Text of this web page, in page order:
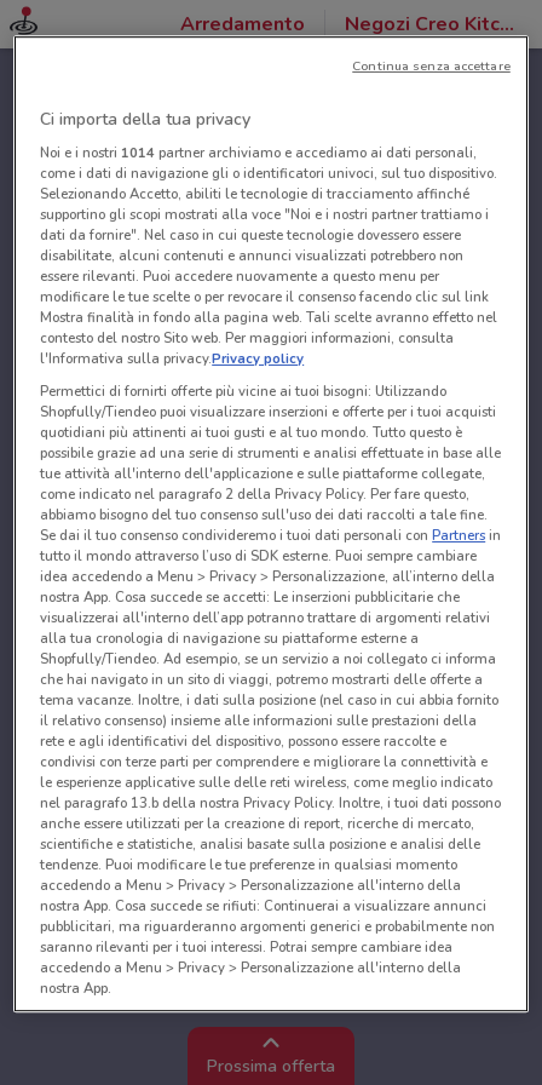
Arredamento Negozi Creo Kitchen
Prossima offerta
Ci importa della tua privacy
Noi e i nostri 1014partner archiviamo e accediamo ai dati personali,
come i dati di navigazione gli o identificatori univoci, sul tuo dispositivo.
Selezionando Accetto, abiliti le tecnologie di tracciamento affinché
supportino gli scopi mostrati alla voce "Noi e i nostri partner trattiamo i
dati da fornire". Nel caso in cui queste tecnologie dovessero essere
disabilitate, alcuni contenuti e annunci visualizzati potrebbero non
essere rilevanti. Puoi accedere nuovamente a questo menu per
modificare le tue scelte o per revocare il consenso facendo clic sul link
Mostra finalità in fondo alla pagina web. Tali scelte avranno effetto nel
contesto del nostro Sito web. Per maggiori informazioni, consulta
l'Informativa sulla privacy.Privacy policy
Permettici di fornirti offerte più vicine ai tuoi bisogni: Utilizzando
Shopfully/Tiendeo puoi visualizzare inserzioni e offerte per i tuoi acquisti
quotidiani più attinenti ai tuoi gusti e al tuo mondo. Tutto questo è
possibile grazie ad una serie di strumenti e analisi effettuate in base alle
tue attività all'interno dell'applicazione e sulle piattaforme collegate,
come indicato nel paragrafo 2 della Privacy Policy. Per fare questo,
abbiamo bisogno del tuo consenso sull'uso dei dati raccolti a tale fine.
Se dai il tuo consenso condivideremo i tuoi dati personali conPartnersin
tutto il mondo attraverso l’uso di SDK esterne. Puoi sempre cambiare
idea accedendo a Menu > Privacy > Personalizzazione, all’interno della
nostra App. Cosa succede se accetti: Le inserzioni pubblicitarie che
visualizzerai all'interno dell’app potranno trattare di argomenti relativi
alla tua cronologia di navigazione su piattaforme esterne a
Shopfully/Tiendeo. Ad esempio, se un servizio a noi collegato ci informa
che hai navigato in un sito di viaggi, potremo mostrarti delle offerte a
tema vacanze. Inoltre, i dati sulla posizione (nel caso in cui abbia fornito
il relativo consenso) insieme alle informazioni sulle prestazioni della
rete e agli identificativi del dispositivo, possono essere raccolte e
condivisi con terze parti per comprendere e migliorare la connettività e
le esperienze applicative sulle delle reti wireless, come meglio indicato
nel paragrafo 13.b della nostra Privacy Policy. Inoltre, i tuoi dati possono
anche essere utilizzati per la creazione di report, ricerche di mercato,
scientifiche e statistiche, analisi basate sulla posizione e analisi delle
tendenze. Puoi modificare le tue preferenze in qualsiasi momento
accedendo a Menu > Privacy > Personalizzazione all'interno della
nostra App. Cosa succede se rifiuti: Continuerai a visualizzare annunci
pubblicitari, ma riguarderanno argomenti generici e probabilmente non
saranno rilevanti per i tuoi interessi. Potrai sempre cambiare idea
accedendo a Menu > Privacy > Personalizzazione all'interno della
nostra App.
Noi e i nostri partner trattiamo i dati per fornire:
Utilizzare dati di geolocalizzazione precisi. Scansione attiva delle
caratteristiche del dispositivo ai fini dell’identificazione. Archiviare
Continua senza accettare